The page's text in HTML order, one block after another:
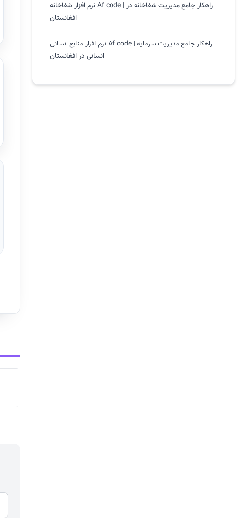
نرم افزار شفاخانه Af code | راهکار جامع مدیریت شفاخانه در
افغانستان
نرم افزار منابع انسانی Af code | راهکار جامع مدیریت سرمایه
انسانی در افغانستان